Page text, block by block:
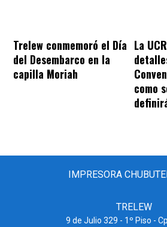
Trelew conmemoró el Día
del Desembarco en la
capilla Moriah
La
como
IMPRESORA
TRELEW
9 de Julio 329 - 1º Piso -